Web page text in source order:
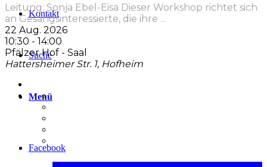
Kontakt
Suche
Menü
Facebook
Leitung: Sonja Ebel-Eisa Dieser Workshop richtet sich
an Gesangsinteressierte, die ihre ...
22 Aug. 2026
10:30 - 14:00
Pfälzer Hof - Saal
Hattersheimer Str. 1, Hofheim